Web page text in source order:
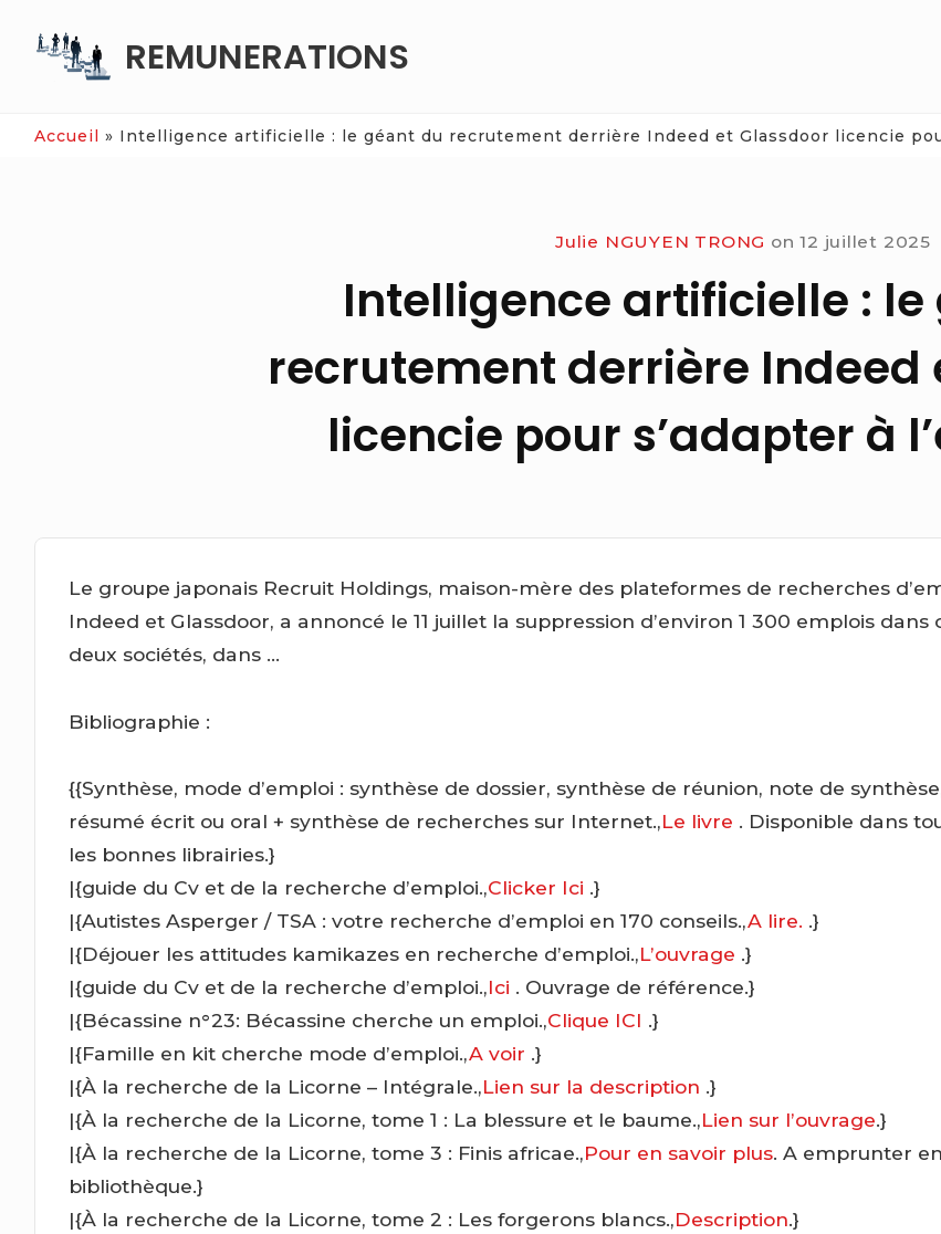
REMUNERATIONS
Accueil » Intelligence artificielle : le géant du recrutement derrière Indeed et Glassdoor licencie pour
Julie NGUYEN TRONG on 12 juillet 2025
Intelligence artificielle :
recrutement derrière Indeed
licencie pour s’adapter à
Le groupe japonais Recruit Holdings, maison-mère des plateformes de recherches
Indeed et Glassdoor, a annoncé le 11 juillet la suppression d’environ 1 300 emplois dans
deux sociétés, dans …
Bibliographie :
{{Synthèse, mode d’emploi : synthèse de dossier, synthèse de réunion, note de
résumé écrit ou oral + synthèse de recherches sur Internet.,Le livre . Disponible dans
les bonnes librairies.}
|{guide du Cv et de la recherche d’emploi.,Clicker Ici .}
|{Autistes Asperger / TSA : votre recherche d’emploi en 170 conseils.,A lire. .}
|{Déjouer les attitudes kamikazes en recherche d’emploi.,L’ouvrage .}
|{guide du Cv et de la recherche d’emploi.,Ici . Ouvrage de référence.}
|{Bécassine n°23: Bécassine cherche un emploi.,Clique ICI .}
|{Famille en kit cherche mode d’emploi.,A voir .}
|{À la recherche de la Licorne – Intégrale.,Lien sur la description .}
|{À la recherche de la Licorne, tome 1 : La blessure et le baume.,Lien sur l’ouvrage.}
|{À la recherche de la Licorne, tome 3 : Finis africae.,Pour en savoir plus. A emprunter en
bibliothèque.}
|{À la recherche de la Licorne, tome 2 : Les forgerons blancs.,Description.}